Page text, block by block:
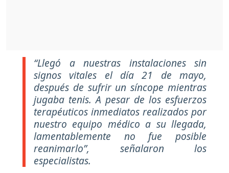
“Llegó a nuestras instalaciones sin
signos vitales el día 21 de mayo,
después de sufrir un síncope mientras
jugaba tenis. A pesar de los esfuerzos
terapéuticos inmediatos realizados por
nuestro equipo médico a su llegada,
lamentablemente no fue posible
reanimarlo”, señalaron los
especialistas.